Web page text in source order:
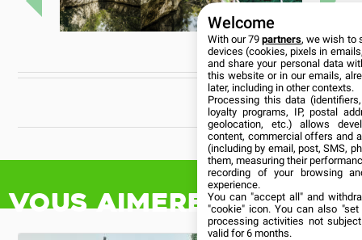
Previo
CUBANÍA
Vous aimerez aussi
Welcome
With our 79partners, we wish to
devices (cookies, pixels in
and share your personal data
this website or in our emails,
later, including in other contexts.
Processing this data
loyalty programs, IP, postal
geolocation, etc.) allows
content, commercial offers and
(including by email, post, SMS,
them, measuring their
recording of your browsing
experience.
You can "accept all" and
"cookie" icon. You can also
processing activities not
valid for 6 months.